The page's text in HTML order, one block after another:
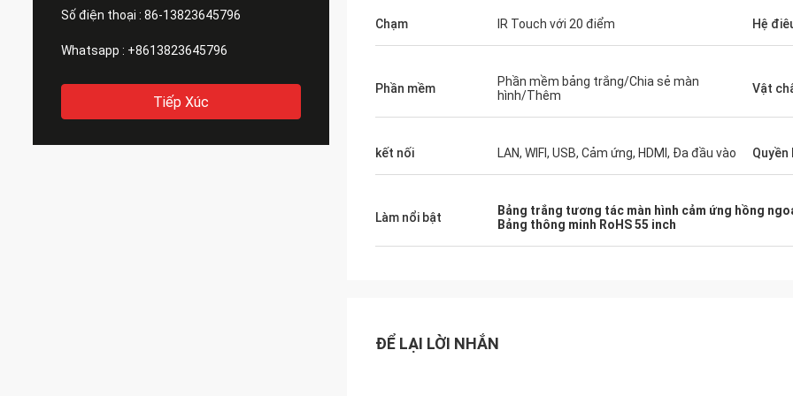
Số điện thoại : 86-13823645796
Whatsapp : +8613823645796
Tiếp Xúc
Chạm IR Touch với 20 điểm Hệ
Phần mềm
Phần mềm bảng trắng/Chia sẻ màn
hình/Thêm
Vật
kết nối LAN, WIFI, USB, Cảm ứng, HDMI, Đa đầu vào Quyền
Làm nổi bật
Bảng trắng tương tác màn hình cảm ứng hồng
Bảng thông minh RoHS 55 inch
ĐỂ LẠI LỜI NHẮN